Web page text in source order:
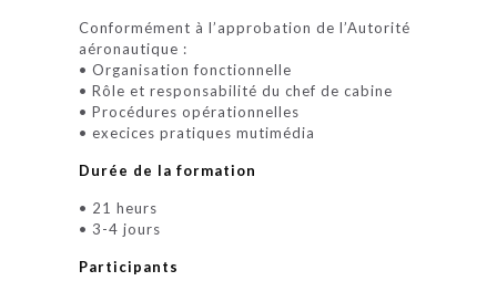
Conformément à l’approbation de l’Autorité
aéronautique :
• Organisation fonctionnelle
• Rôle et responsabilité du chef de cabine
• Procédures opérationnelles
• execices pratiques mutimédia
Durée de la formation
• 21 heurs
• 3-4 jours
Participants